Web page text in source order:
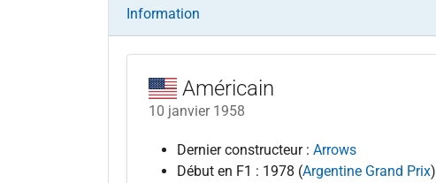
Information
Américain
10 janvier 1958
Dernier constructeur : Arrows
Début en F1 : 1978 (Argentine Grand Prix)